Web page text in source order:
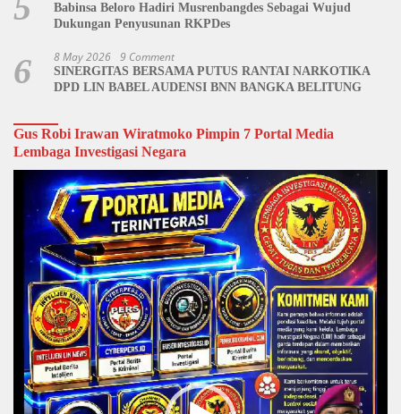
Babinsa Beloro Hadiri Musrenbangdes Sebagai Wujud
Dukungan Penyusunan RKPDes
6 8 May 2026 9 Comment
SINERGITAS BERSAMA PUTUS RANTAI NARKOTIKA
DPD LIN BABEL AUDENSI BNN BANGKA BELITUNG
Gus Robi Irawan Wiratmoko Pimpin 7 Portal Media
Lembaga Investigasi Negara
Video
Player